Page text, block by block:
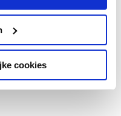
cookies
zelf te spelen.’